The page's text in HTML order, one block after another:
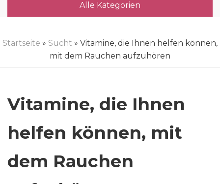
Alle Kategorien
Startseite » Sucht » Vitamine, die Ihnen helfen können,
mit dem Rauchen aufzuhören
Vitamine, die Ihnen
helfen können, mit
dem Rauchen